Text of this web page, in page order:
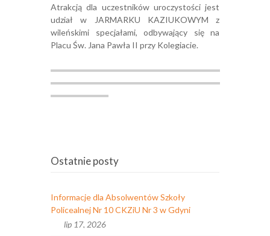
Atrakcją dla uczestników uroczystości jest
udział w JARMARKU KAZIUKOWYM z
wileńskimi specjałami, odbywający się na
Placu Św. Jana Pawła II przy Kolegiacie.
Ostatnie posty
Informacje dla Absolwentów Szkoły
Policealnej Nr 10 CKZiU Nr 3 w Gdyni
lip 17, 2026